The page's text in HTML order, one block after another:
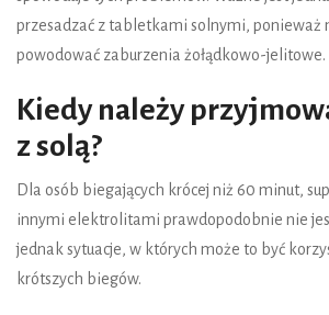
przesadzać z tabletkami solnymi, ponieważ
powodować zaburzenia żołądkowo-jelitowe.
Kiedy należy
z solą?
Dla osób biegających krócej niż 60 minut,
innymi elektrolitami prawdopodobnie nie
jednak sytuacje, w których może to być
krótszych biegów.